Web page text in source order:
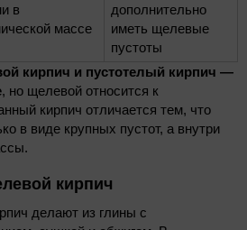
в
массе
дополнительно
иметь щелевые
пустоты
кирпич и пустотелый кирпич —
, но щелевой относится к
кирпич отличается тем, что
в виде крупных пустот, а внутри
кирпич
делают из глины с